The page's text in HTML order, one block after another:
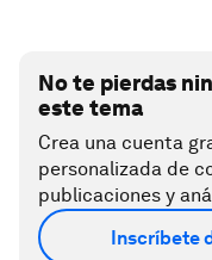
No te pierdas
este tema
Crea una cuenta
personalizada de
publicaciones y
Inscríbete